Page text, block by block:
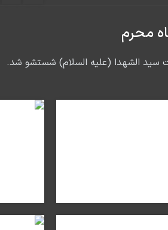
محرم
سید الشهدا (علیه السلام) شستشو شد.